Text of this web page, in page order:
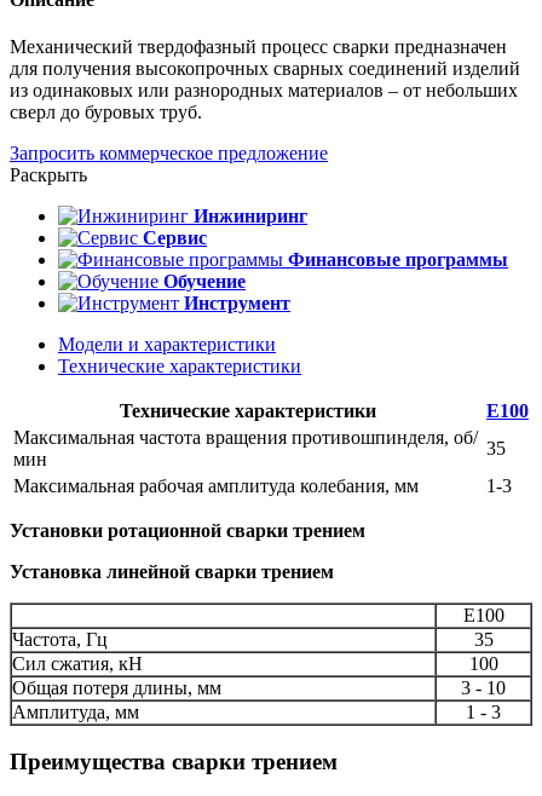
Механический твердофазный процесс сварки предназначен
для получения высокопрочных сварных соединений изделий
из одинаковых или разнородных материалов – от небольших
сверл до буровых труб.
Запросить коммерческое предложение
Раскрыть
Инжиниринг
Сервис
Финансовые программы
Обучение
Инструмент
Модели и характеристики
Технические характеристики
Технические характеристики
E100
Максимальная частота вращения противошпинделя, об/
мин
35
Максимальная рабочая амплитуда колебания, мм
1-3
Установки ротационной сварки трением
Установка линейной сварки трением
Е100
Частота, Гц
35
Сил сжатия, кН
100
Общая потеря длины, мм
3 - 10
Амплитуда, мм
1 - 3
Преимущества сварки трением